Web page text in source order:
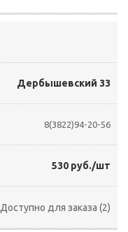
Дербышевский 33
8(3822)94-20-56
530 руб./шт
Доступно для заказа (2)